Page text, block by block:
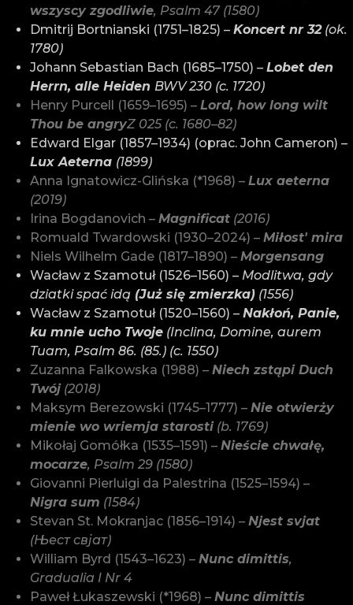
wszyscy zgodliwie, Psalm 47 (1580)
Dmitrij Bortnianski (1751–1825) –Koncert nr 32(ok.
1780)
Johann Sebastian Bach (1685–1750) –Lobet den
Herrn, alle Heiden BWV 230 (c. 1720)
Henry Purcell (1659–1695) –Lord, how long wilt
Thou be angryZ 025 (c. 1680–82)
Edward Elgar (1857–1934) (oprac. John Cameron) –
Lux Aeterna (1899)
Anna Ignatowicz-Glińska (*1968) –Lux aeterna
(2019)
Irina Bogdanovich –Magnificat (2016)
Romuald Twardowski (1930–2024) –Miłost' mira
Niels Wilhelm Gade (1817–1890) –Morgensang
Wacław z Szamotuł (1526–1560) – Modlitwa, gdy
dziatki spać idą (Już się zmierzka) (1556)
Wacław z Szamotuł (1520–1560) –Nakłoń, Panie,
ku mnie ucho Twoje (Inclina, Domine, aurem
Tuam, Psalm 86. (85.) (c. 1550)
Zuzanna Falkowska (1988) –Niech zstąpi Duch
Twój(2018)
Maksym Berezowski (1745–1777) –Nie otwierży
mienie wo wriemja starosti(b. 1769)
Mikołaj Gomółka (1535–1591) –Nieście chwałę,
mocarze, Psalm 29 (1580)
Giovanni Pierluigi da Palestrina (1525–1594) –
Nigra sum (1584)
Stevan St. Mokranjac (1856–1914) –Njest svjat
(Њест свјат)​
William Byrd (1543–1623) –Nunc dimittis,
Gradualia I Nr 4
Paweł Łukaszewski (*1968) –Nunc dimittis